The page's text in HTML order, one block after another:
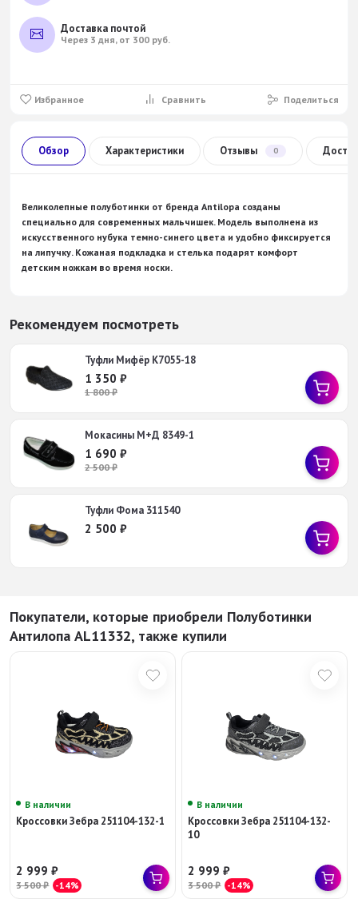
Доставка почтой
Через 3 дня, от 300 руб.
Избранное Сравнить Поделиться
Обзор Характеристики Отзывы 0
Великолепные полуботинки от бренда Antilopa созданы
специально для современных мальчишек. Модель выполнена из
искусственного нубука темно-синего цвета и удобно фиксируется
на липучку. Кожаная подкладка и стелька подарят комфорт
детским ножкам во время носки.
Рекомендуем посмотреть
Туфли Мифёр К7055-18
1 350 ₽
1 800₽
Мокасины М+Д 8349-1
1 690 ₽
2 500₽
Туфли Фома 311540
2 500 ₽
Покупатели, которые приобрели Полуботинки
Антилопа AL11332, также купили
В наличии
Кроссовки Зебра 251104-132-1
2 999₽
3 500₽ -14%
В наличии
Кроссовки Зебра 251104-132-
10
2 999₽
3 500₽ -14%